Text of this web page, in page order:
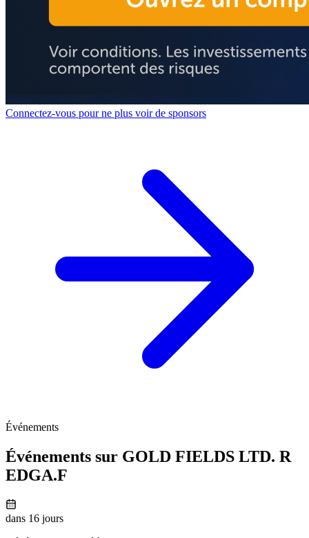
Connectez-vous pour ne plus voir de sponsors
Événements
Événements sur GOLD FIELDS LTD. R
EDGA.F
dans 16 jours